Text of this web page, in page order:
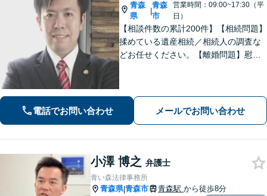
青森
県
|
青森
市
営業時間：09:00~17:30（平
日）
【相談件数の累計200件】【相続問題】
揉めている遺産相続／相続人の調査な
どお任せください。【離婚問題】慰謝
電話でお問い合わせ メールでお問い合わせ
小澤 博之 弁護士
青い森法律事務所
青森県|青森市 青森駅 から徒歩8分